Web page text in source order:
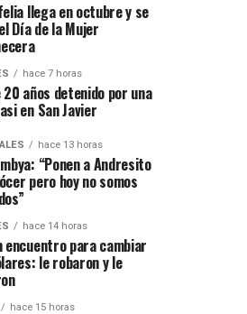
llega en octubre y se
Día de la Mujer
hace 7 horas
20 años detenido por una
en San Javier
hace 13 horas
“Ponen a Andresito
pero hoy no somos
hace 14 horas
encuentro para cambiar
le robaron y le
hace 15 horas